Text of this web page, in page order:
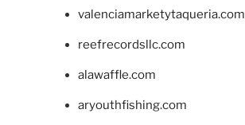
valenciamarketytaqueria.com
reefrecordsllc.com
alawaffle.com
aryouthfishing.com